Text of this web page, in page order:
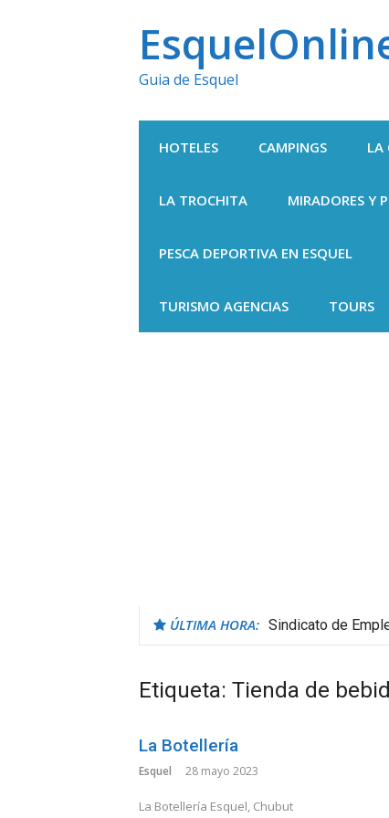
Guia de Esquel
HOTELES CAMPINGS LA
LA TROCHITA MIRADORES Y
PESCA DEPORTIVA EN ESQUEL
TURISMO AGENCIAS TOURS
ÚLTIMA HORA: Sindicato de
Etiqueta: Tienda de
La Botellería
Esquel 28 mayo 2023
La Botellería Esquel, Chubut